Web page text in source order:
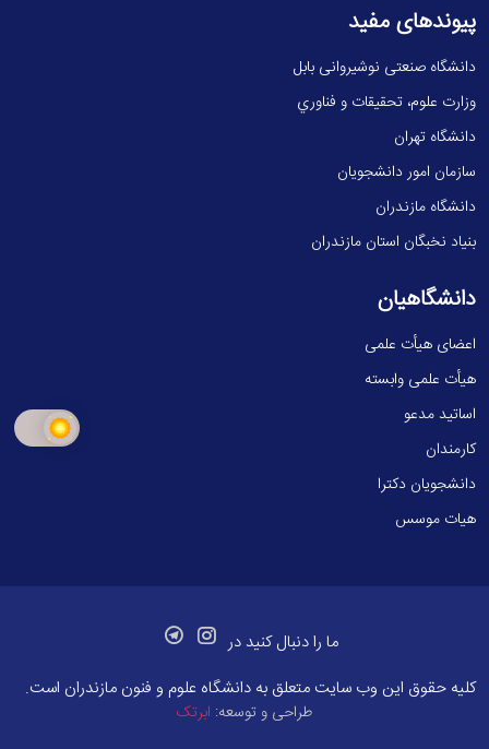
پیوندهای مفید
دانشگاه صنعتی نوشیروانی بابل
وزارت علوم، تحقيقات و فناوري
دانشگاه تهران
سازمان امور دانشجویان
دانشگاه مازندران
بنیاد نخبگان استان مازندران
دانشگاهیان
اعضای هیأت علمی
هیأت علمی وابسته
اساتید مدعو
کارمندان
دانشجویان دکترا
هیات موسس
ما را دنبال کنید در
کلیه حقوق این وب سایت متعلق به دانشگاه علوم و فنون مازندران است.
طراحی و توسعه: ابرتک